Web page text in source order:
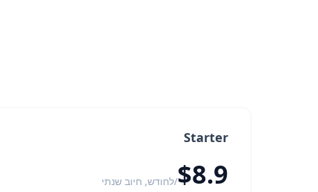
Starter
$8.9/לחודש, חיוב שנתי